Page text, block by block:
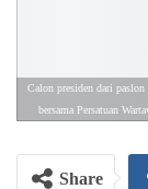
Calon presiden dari paslon
bersama Persatuan
Share